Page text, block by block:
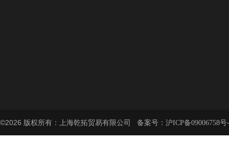
©2026 版权所有：上海乾拓贸易有限公司 备案号： 沪ICP备09006758号